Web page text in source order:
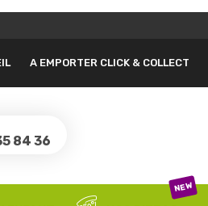
A EMPORTER CLICK & COLLECT
84 36
NEW